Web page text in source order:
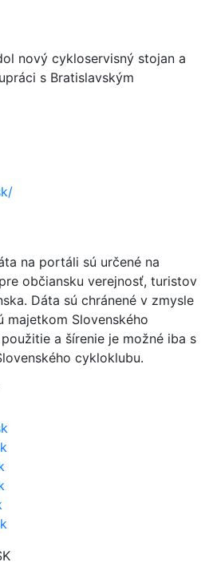
nový cykloservisný stojan a
s Bratislavským
na portáli sú určené na
občiansku verejnosť, turistov
Dáta sú chránené v zmysle
majetkom Slovenského
a šírenie je možné iba s
cykloklubu.